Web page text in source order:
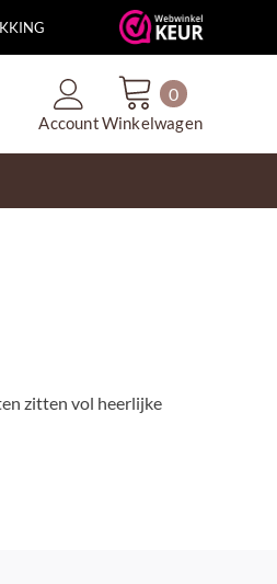
Account
0
Winkelwagen
zitten vol heerlijke